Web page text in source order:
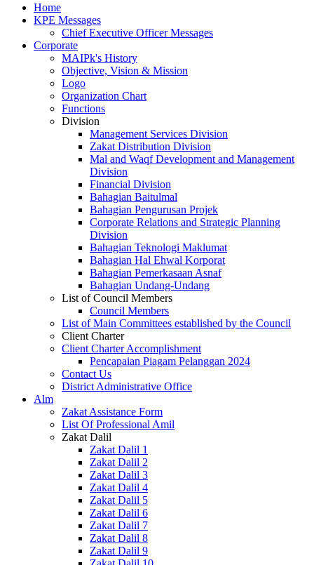
Home
KPE Messages
Chief Executive Officer Messages
Corporate
MAIPk's History
Objective, Vision & Mission
Logo
Organization Chart
Functions
Division
Management Services Division
Zakat Distribution Division
Mal and Waqf Development and Management
Division
Financial Division
Bahagian Baitulmal
Bahagian Pengurusan Projek
Corporate Relations and Strategic Planning
Division
Bahagian Teknologi Maklumat
Bahagian Hal Ehwal Korporat
Bahagian Pemerkasaan Asnaf
Bahagian Undang-Undang
List of Council Members
Council Members
List of Main Committees established by the Council
Client Charter
Client Charter Accomplishment
Pencapaian Piagam Pelanggan 2024
Contact Us
District Administrative Office
Alm
Zakat Assistance Form
List Of Professional Amil
Zakat Dalil
Zakat Dalil 1
Zakat Dalil 2
Zakat Dalil 3
Zakat Dalil 4
Zakat Dalil 5
Zakat Dalil 6
Zakat Dalil 7
Zakat Dalil 8
Zakat Dalil 9